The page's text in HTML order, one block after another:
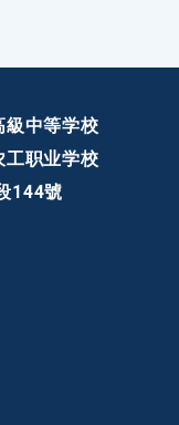
級中等学校
工职业学校
144號